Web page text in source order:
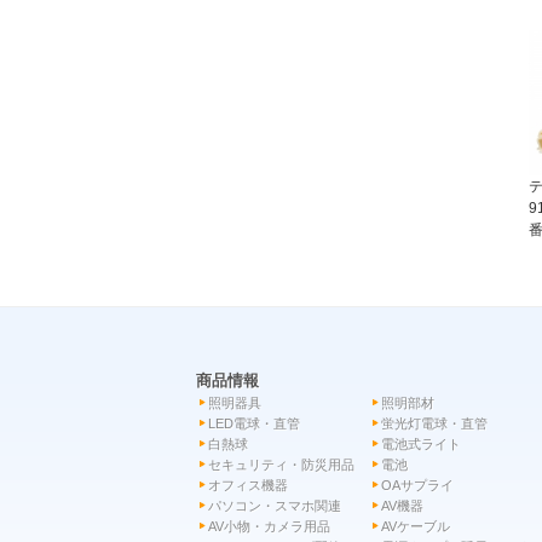
商品情報
照明器具
照明部材
LED電球・直管
蛍光灯電球・直管
白熱球
電池式ライト
セキュリティ・防災用品
電池
オフィス機器
OAサプライ
パソコン・スマホ関連
AV機器
AV小物・カメラ用品
AVケーブル